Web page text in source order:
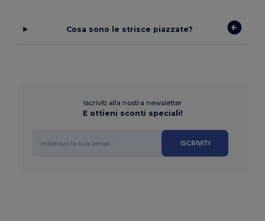
Cosa sono le strisce piazzate?
Iscriviti alla nostra newsletter
E ottieni sconti speciali!
ISCRIVITI